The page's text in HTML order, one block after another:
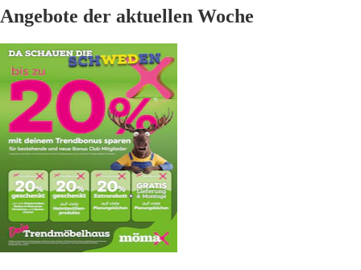
Angebote der aktuellen Woche